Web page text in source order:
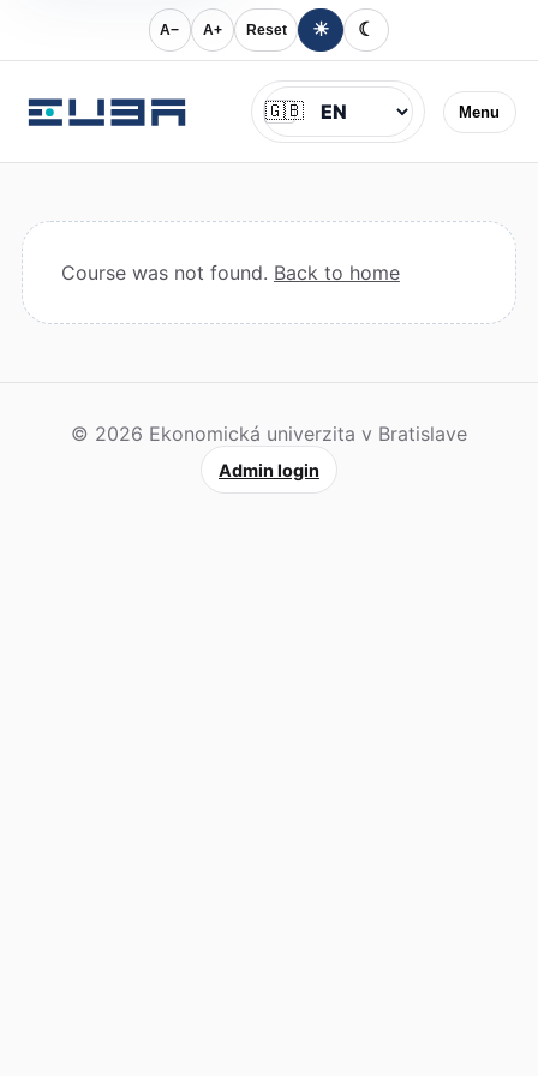
A− A+ Reset ☀ ☾
Menu
Jazyk
🇬🇧
Course was not found. Back to home
© 2026 Ekonomická univerzita v Bratislave
Admin login